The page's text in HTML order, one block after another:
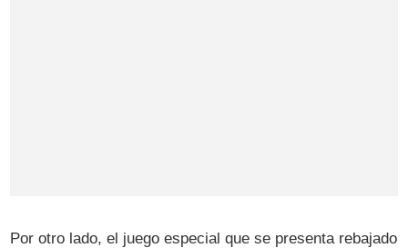
Por otro lado, el juego especial que se presenta rebajado